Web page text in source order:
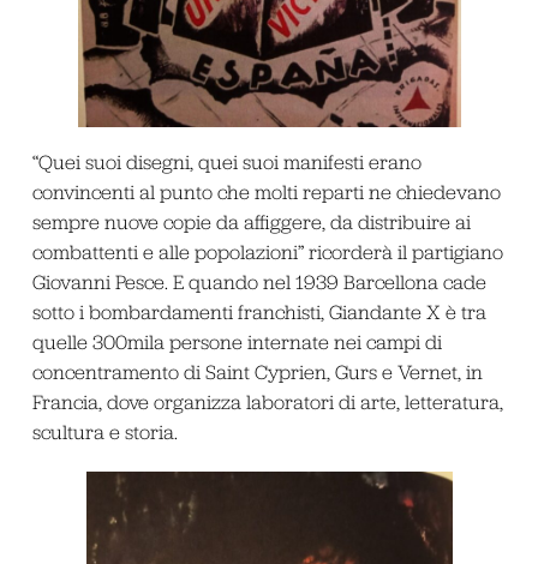
“Quei suoi disegni, quei suoi manifesti erano
convincenti al punto che molti reparti ne chiedevano
sempre nuove copie da affiggere, da distribuire ai
combattenti e alle popolazioni” ricorderà il partigiano
Giovanni Pesce. E quando nel 1939 Barcellona cade
sotto i bombardamenti franchisti, Giandante X è tra
quelle 300mila persone internate nei campi di
concentramento di Saint Cyprien, Gurs e Vernet, in
Francia, dove organizza laboratori di arte, letteratura,
scultura e storia.